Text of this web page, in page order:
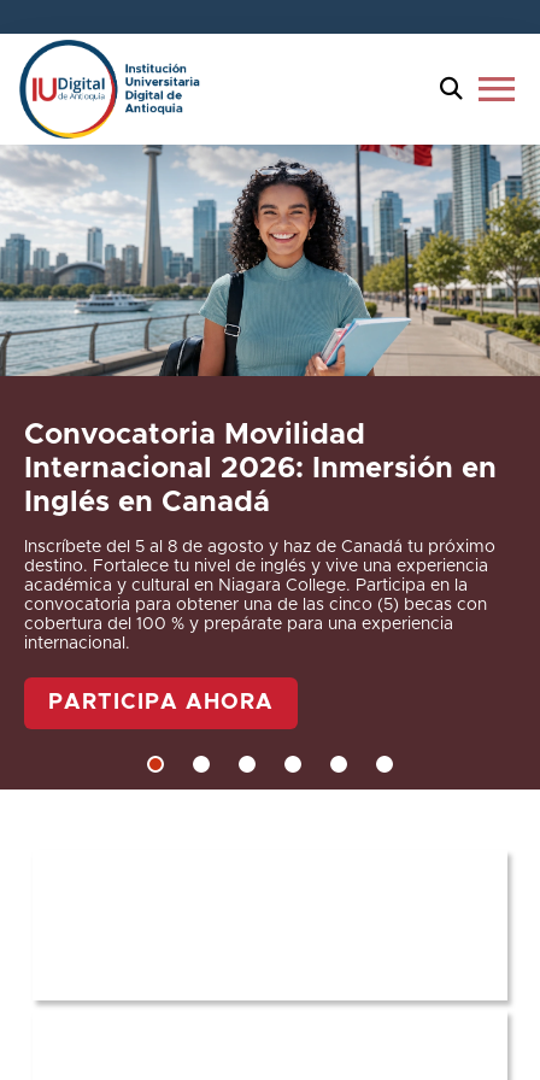
menu
Convocatoria Movilidad
Internacional 2026: Inmersión en
Inglés en Canadá
Inscríbete del 5 al 8 de agosto y haz de Canadá tu próximo
destino. Fortalece tu nivel de inglés y vive una experiencia
académica y cultural en Niagara College. Participa en la
convocatoria para obtener una de las cinco (5) becas con
cobertura del 100 % y prepárate para una experiencia
internacional.
PARTICIPA AHORA